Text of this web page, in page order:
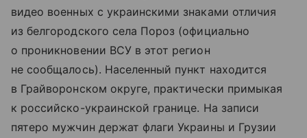
видео военных с украинскими знаками отличия
из белгородского села Пороз (официально
о проникновении ВСУ в этот регион
не сообщалось). Населенный пункт находится
в Грайворонском округе, практически примыкая
к российско-украинской границе. На записи
пятеро мужчин держат флаги Украины и Грузии